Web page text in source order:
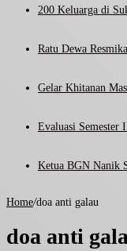
200 Keluarga di
Ratu Dewa
Gelar Khitanan
Evaluasi Semester
Ketua BGN Nanik
Home/doa anti galau
doa anti